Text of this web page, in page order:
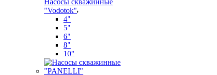
Насосы скважинные
"Vodotok"
4"
5"
6"
8"
10"